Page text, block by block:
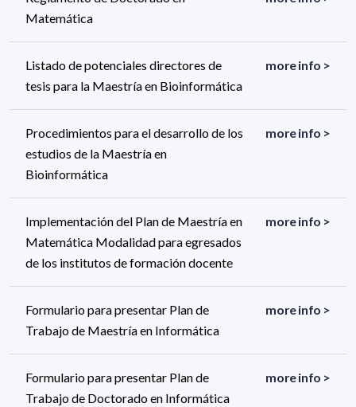
Matemática
Listado de potenciales directores de
tesis para la Maestría en Bioinformática
more info >
Procedimientos para el desarrollo de los
estudios de la Maestría en
Bioinformática
more info >
Implementación del Plan de Maestría en
Matemática Modalidad para egresados
de los institutos de formación docente
more info >
Formulario para presentar Plan de
Trabajo de Maestría en Informática
more info >
Formulario para presentar Plan de
Trabajo de Doctorado en Informática
more info >